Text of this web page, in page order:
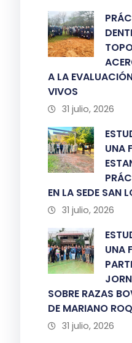
A LA
VIVOS
31 julio, 2026
UNA
EN LA SEDE SAN
31 julio, 2026
UNA
SOBRE RAZAS
DE MARIANO
31 julio, 2026